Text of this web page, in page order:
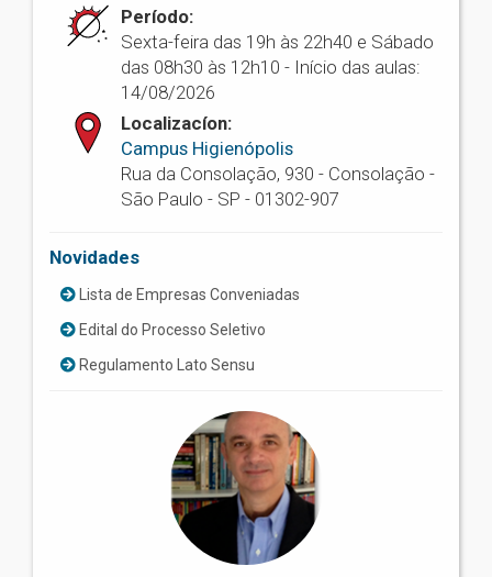
Período:
Sexta-feira das 19h às 22h40 e Sábado
das 08h30 às 12h10 - Início das aulas:
14/08/2026
Localizacíon:
Campus Higienópolis
Rua da Consolação, 930 - Consolação -
São Paulo - SP - 01302-907
Novidades
Lista de Empresas Conveniadas
Edital do Processo Seletivo
Regulamento Lato Sensu